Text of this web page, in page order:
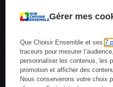
Gérer mes
Que Choisir Ensemble et ses7
traceurs pour mesurer
personnaliser les contenus, les
promotion et afficher des
Nous conserverons votre choix